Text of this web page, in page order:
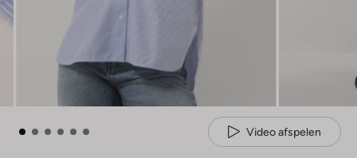
Video afspelen